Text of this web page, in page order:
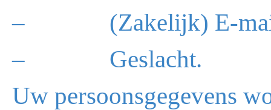
– (Zakelijk) E-
– Geslacht.
Uw persoonsgegevens